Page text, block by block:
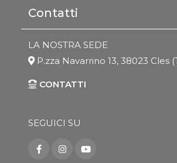
Contatti
LA NOSTRA SEDE
P.zza Navarrino 13, 38023 Cles
CONTATTI
SEGUICI SU